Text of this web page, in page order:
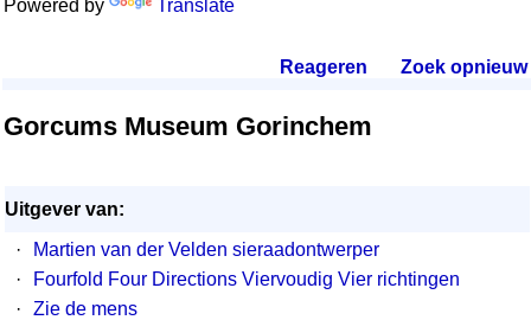
Powered by Translate
Reageren Zoek opnieuw.
Gorcums Museum Gorinchem
Uitgever van:
·
Martien van der Velden sieraadontwerper
·
Fourfold Four Directions Viervoudig Vier richtingen
·
Zie de mens